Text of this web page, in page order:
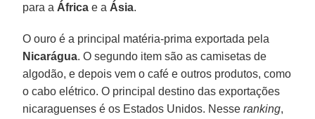
para a África e a Ásia.
O ouro é a principal matéria-prima exportada pela
Nicarágua. O segundo item são as camisetas de
algodão, e depois vem o café e outros produtos, como
o cabo elétrico. O principal destino das exportações
nicaraguenses é os Estados Unidos. Nesseranking,